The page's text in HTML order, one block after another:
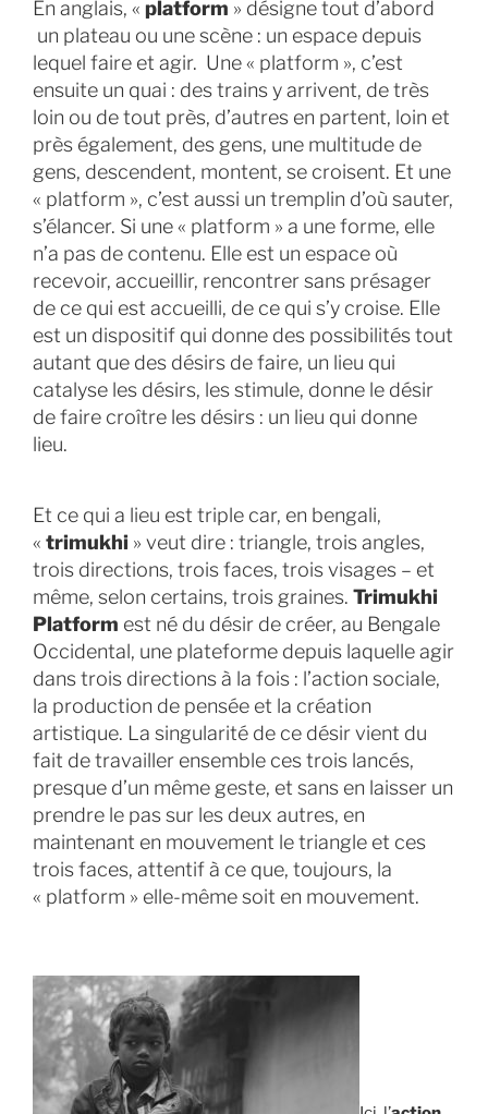
En anglais, « platform » désigne tout d’abord
un plateau ou une scène : un espace depuis
lequel faire et agir. Une « platform », c’est
ensuite un quai : des trains y arrivent, de très
loin ou de tout près, d’autres en partent, loin et
près également, des gens, une multitude de
gens, descendent, montent, se croisent. Et une
« platform », c’est aussi un tremplin d’où sauter,
s’élancer. Si une « platform » a une forme, elle
n’a pas de contenu. Elle est un espace où
recevoir, accueillir, rencontrer sans présager
de ce qui est accueilli, de ce qui s’y croise. Elle
est un dispositif qui donne des possibilités tout
autant que des désirs de faire, un lieu qui
catalyse les désirs, les stimule, donne le désir
de faire croître les désirs : un lieu qui donne
lieu.
Et ce qui a lieu est triple car, en bengali,
« trimukhi » veut dire : triangle, trois angles,
trois directions, trois faces, trois visages – et
même, selon certains, trois graines. Trimukhi
Platform est né du désir de créer, au Bengale
Occidental, une plateforme depuis laquelle agir
dans trois directions à la fois : l’action sociale,
la production de pensée et la création
artistique. La singularité de ce désir vient du
fait de travailler ensemble ces trois lancés,
presque d’un même geste, et sans en laisser un
prendre le pas sur les deux autres, en
maintenant en mouvement le triangle et ces
trois faces, attentif à ce que, toujours, la
« platform » elle-même soit en mouvement.